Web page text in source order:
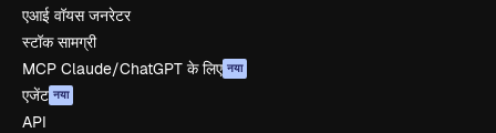
एआई वॉयस जनरेटर
स्टॉक सामग्री
MCP Claude/ChatGPT के लिए नया
एजेंट नया
API